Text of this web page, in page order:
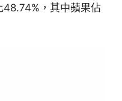
48.74%，其中蘋果佔